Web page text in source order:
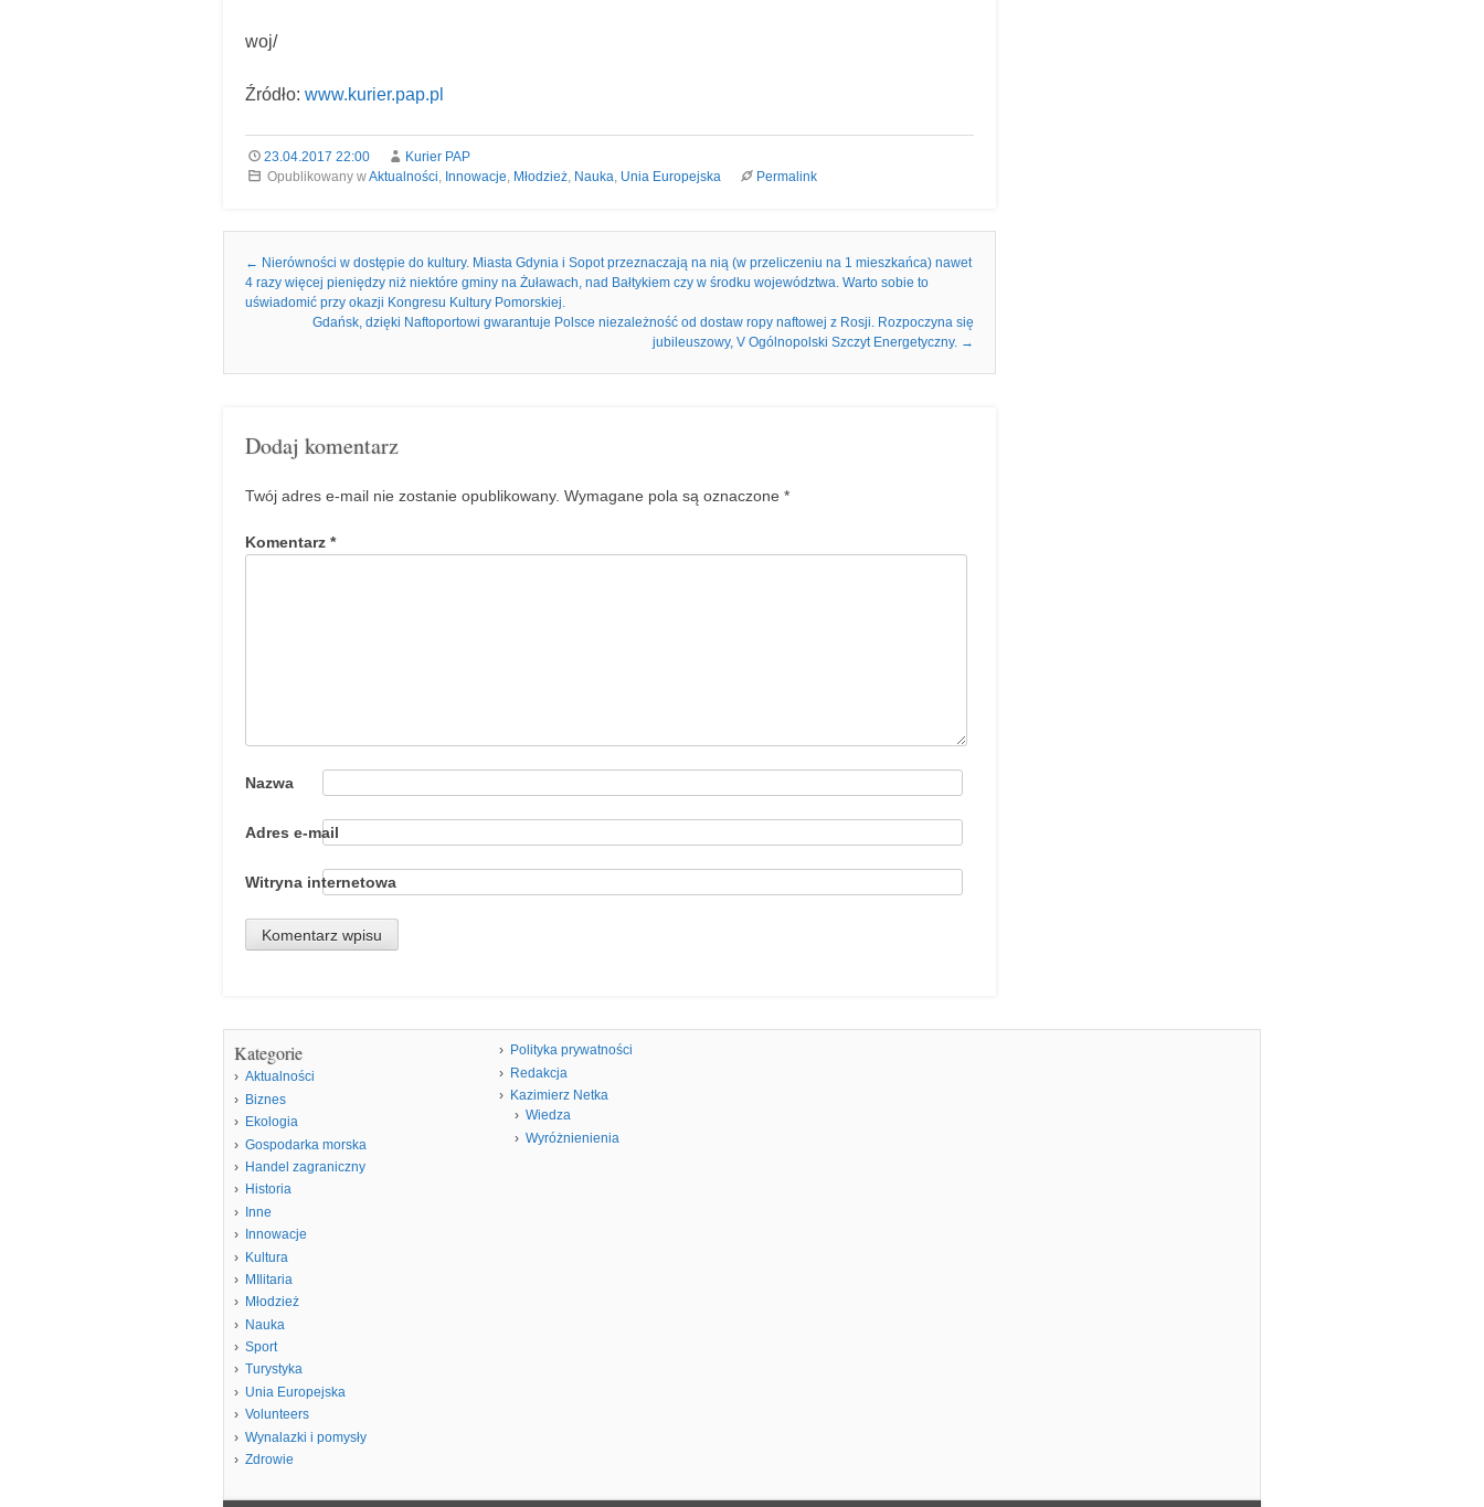
woj/
Źródło: www.kurier.pap.pl
23.04.2017 22:00
Kurier PAP
Opublikowany wAktualności, Innowacje, Młodzież, Nauka, Unia Europejska Permalink
Nawigacja we wpisach
← Nierówności w dostępie do kultury. Miasta Gdynia i Sopot przeznaczają na nią (w przeliczeniu na 1 mieszkańca) nawet
4 razy więcej pieniędzy niż niektóre gminy na Żuławach, nad Bałtykiem czy w środku województwa. Warto sobie to
uświadomić przy okazji Kongresu Kultury Pomorskiej.
Gdańsk, dzięki Naftoportowi gwarantuje Polsce niezależność od dostaw ropy naftowej z Rosji. Rozpoczyna się
jubileuszowy, V Ogólnopolski Szczyt Energetyczny. →
Dodaj komentarz
Twój adres e-mail nie zostanie opublikowany. Wymagane pola są oznaczone *
Komentarz *
Nazwa
Adres e-mail
Witryna internetowa
Kategorie
Aktualności
Biznes
Ekologia
Gospodarka morska
Handel zagraniczny
Historia
Inne
Innowacje
Kultura
MIlitaria
Młodzież
Nauka
Sport
Turystyka
Unia Europejska
Volunteers
Wynalazki i pomysły
Zdrowie
Polityka prywatności
Redakcja
Kazimierz Netka
Wiedza
Wyróżnienienia